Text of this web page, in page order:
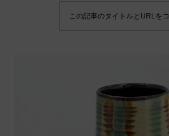
この記事のタイトルとURLを